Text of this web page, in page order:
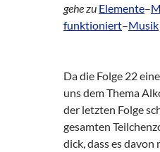
gehe zu Elemente–
funktioniert–Musik
Da die Folge 22
uns dem Thema
der letzten Folge
gesamten
dick, dass es